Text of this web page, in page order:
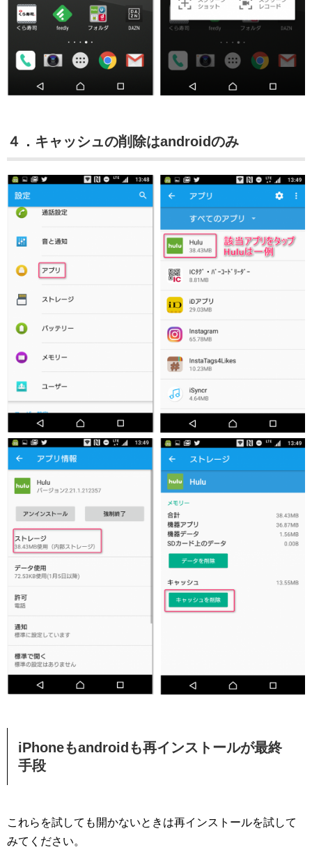
４．キャッシュの削除はandroidのみ
iPhoneもandroidも再インストールが最終
手段
これらを試しても開かないときは再インストールを試して
みてください。